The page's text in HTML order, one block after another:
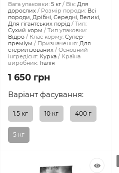
Вага упаковки: 5 кг Вік: Для
дорослих
Розмір породи: Всі
породи, Дрібні, Середні, Великі,
Для гігантських порід
Тип:
Сухий корм
Тип упаковки:
Відро
Клас корму: Супер-
преміум
Призначення: Для
стерилізованих
Основний
інгредієнт: Курка
Країна
виробник: Італія
1 650 грн
Варіант фасування:
1.5 кг 10 кг 400 г
5 кг